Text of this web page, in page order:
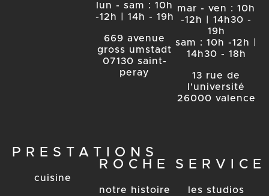
lun - sam : 10h
-12h | 14h - 19h
669 avenue
gross umstadt
07130 saint-
peray
mar - ven : 10h
-12h | 14h30 -
19h
sam : 10h -12h |
14h30 - 18h
13 rue de
l'université
26000 valence
PRESTATIONS
cuisine
ROCHE
notre histoire
SERVICE
les studios